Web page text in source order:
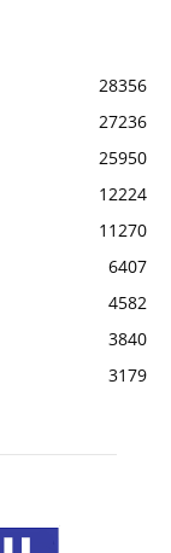
28356
27236
25950
12224
11270
6407
4582
3840
3179